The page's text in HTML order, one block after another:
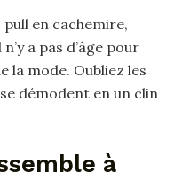
en cachemire,
a pas d’âge pour
la mode. Oubliez les
démodent en un clin
à